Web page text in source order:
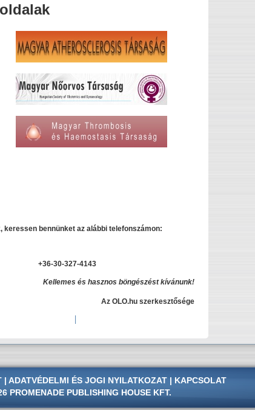
bennünket az alábbi telefonszámon:
+36-30-327-4143
Kellemes és hasznos böngészést kívánunk!
Az OLO.hu szerkesztősége
| ADATVÉDELMI ÉS JOGI NYILATKOZAT | KAPCSOLAT
PROMENADE PUBLISHING HOUSE KFT.